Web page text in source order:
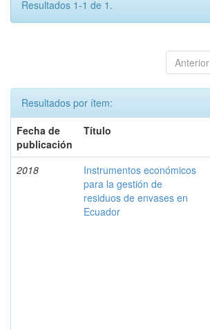
Resultados 1-1 de 1.
Anterior
Resultados por ítem:
Fecha de
publicación
Título
2018
Instrumentos económicos
para la gestión de
residuos de envases en
Ecuador